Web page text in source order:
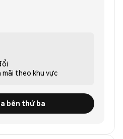
mãi theo khu vực
bên thứ ba